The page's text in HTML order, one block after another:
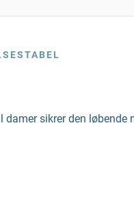
sikrer den